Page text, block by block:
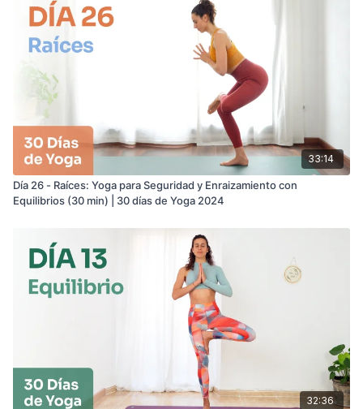
33:14
Día 26 - Raíces: Yoga para Seguridad y Enraizamiento con
Equilibrios (30 min) | 30 días de Yoga 2024
32:36